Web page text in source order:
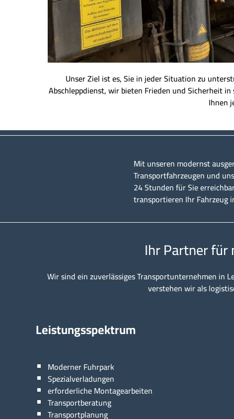
Unser Ziel ist es, Sie in jeder Situation zu
Abschleppdienst, wir bieten Frieden und Sicherheit
Ihnen
Mit unseren modernst
Transportfahrzeugen und
24 Stunden für Sie
transportieren Ihr Fahrzeug
Ihr Partner
Wir sind ein zuverlässiges Transportunternehmen in
verstehen wir als
Leistungsspektrum
Moderner Fuhrpark
Spezialverladungen
erforderliche Montagearbeiten
Transportberatung
Transportplanung